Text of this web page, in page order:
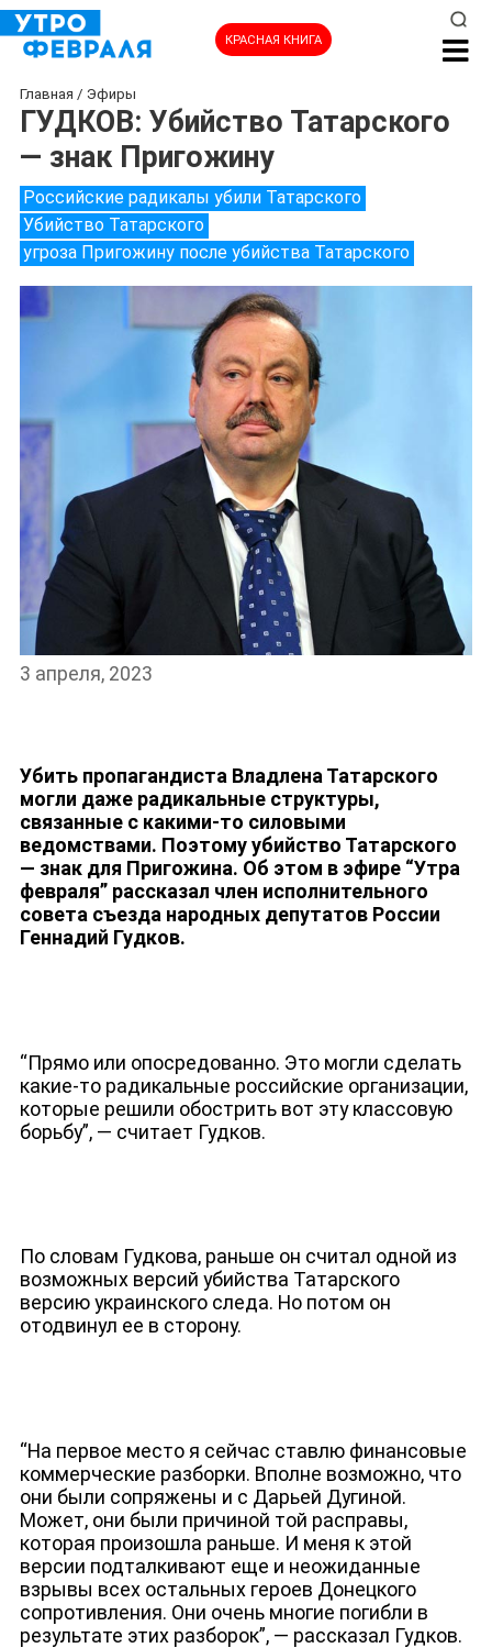
КРАСНАЯ КНИГА
НОВОСТИ
ДЕПУТАТЫ К СЪЕЗДУ
Главная / Эфиры
ГУДКОВ: Убийство Татарского
— знак Пригожину
Российские радикалы убили Татарского
Убийство Татарского
угроза Пригожину после убийства Татарского
3 апреля, 2023
Убить пропагандиста Владлена Татарского
могли даже радикальные структуры,
связанные с какими-то силовыми
ведомствами. Поэтому убийство Татарского
— знак для Пригожина. Об этом в эфире “Утра
февраля” рассказал член исполнительного
совета съезда народных депутатов России
Геннадий Гудков.
“Прямо или опосредованно. Это могли сделать
какие-то радикальные российские организации,
которые решили обострить вот эту классовую
борьбу”, — считает Гудков.
По словам Гудкова, раньше он считал одной из
возможных версий убийства Татарского
версию украинского следа. Но потом он
отодвинул ее в сторону.
“На первое место я сейчас ставлю финансовые
коммерческие разборки. Вполне возможно, что
они были сопряжены и с Дарьей Дугиной.
Может, они были причиной той расправы,
которая произошла раньше. И меня к этой
версии подталкивают еще и неожиданные
взрывы всех остальных героев Донецкого
сопротивления. Они очень многие погибли в
результате этих разборок”, — рассказал Гудков.